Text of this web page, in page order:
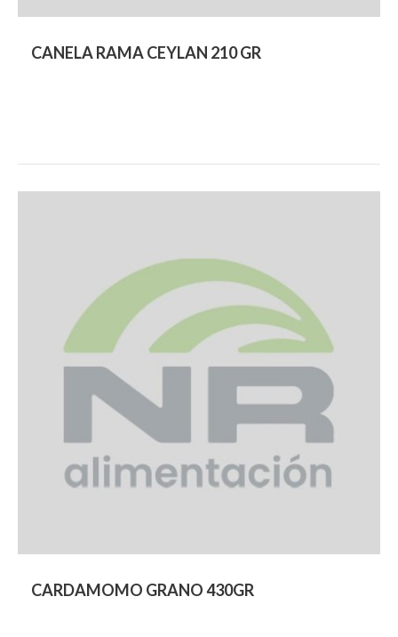
CANELA RAMA CEYLAN 210 GR
CARDAMOMO GRANO 430GR